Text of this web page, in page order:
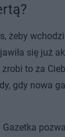
żeby
się już
to za
gdy nowa
Gazetka